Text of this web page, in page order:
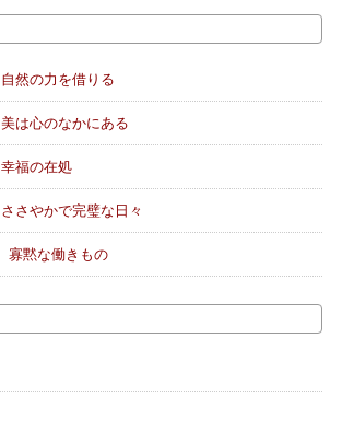
自然の力を借りる
美は心のなかにある
幸福の在処
ささやかで完璧な日々
寡黙な働きもの